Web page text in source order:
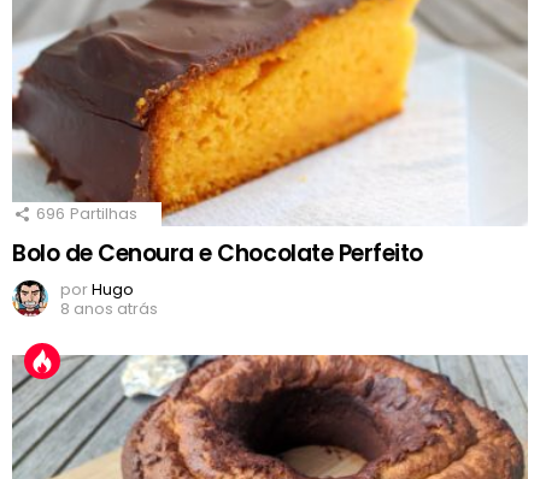
696 Partilhas
Bolo de Cenoura e Chocolate Perfeito
porHugo
8 anos atrás